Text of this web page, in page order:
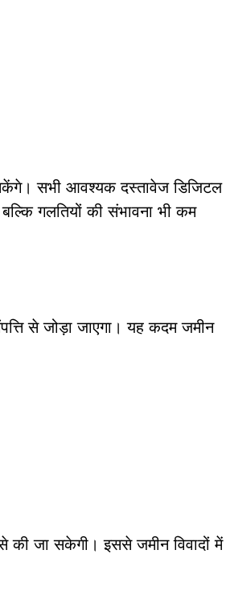
सभी आवश्यक दस्तावेज डिजिटल
गलतियों की संभावना भी कम
से जोड़ा जाएगा। यह कदम जमीन
जा सकेगी। इससे जमीन विवादों में